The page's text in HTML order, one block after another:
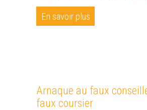
En savoir plus
Arnaque au faux
faux coursier